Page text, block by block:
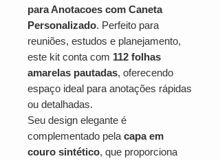
para Anotacoes com Caneta
Personalizado. Perfeito para
reuniões, estudos e planejamento,
este kit conta com 112 folhas
amarelas pautadas, oferecendo
espaço ideal para anotações rápidas
ou detalhadas.
Seu design elegante é
complementado pela capa em
couro sintético, que proporciona